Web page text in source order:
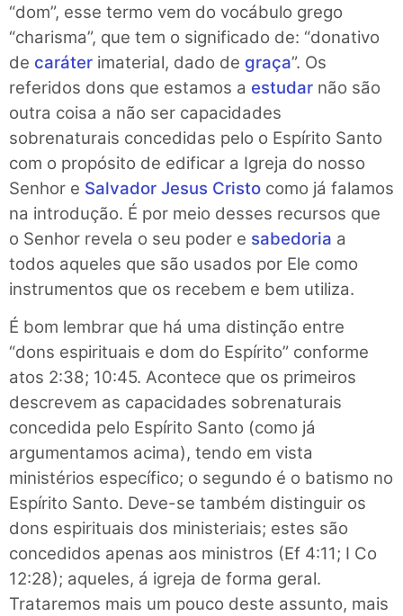
“dom”, esse termo vem do vocábulo grego
“charisma”, que tem o significado de: “donativo
de caráter imaterial, dado de graça”. Os
referidos dons que estamos a estudar não são
outra coisa a não ser capacidades
sobrenaturais concedidas pelo o Espírito Santo
com o propósito de edificar a Igreja do nosso
Senhor e Salvador Jesus Cristo como já falamos
na introdução. É por meio desses recursos que
o Senhor revela o seu poder e sabedoria a
todos aqueles que são usados por Ele como
instrumentos que os recebem e bem utiliza.
É bom lembrar que há uma distinção entre
“dons espirituais e dom do Espírito” conforme
atos 2:38; 10:45. Acontece que os primeiros
descrevem as capacidades sobrenaturais
concedida pelo Espírito Santo (como já
argumentamos acima), tendo em vista
ministérios específico; o segundo é o batismo no
Espírito Santo. Deve-se também distinguir os
dons espirituais dos ministeriais; estes são
concedidos apenas aos ministros (Ef 4:11; I Co
12:28); aqueles, á igreja de forma geral.
Trataremos mais um pouco deste assunto, mais